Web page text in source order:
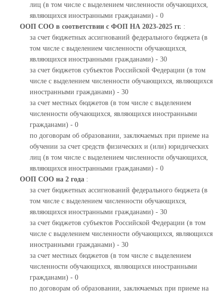
лиц (в том числе с выделением численности обучающихся,
являющихся иностранными гражданами) - 0
ООП СОО в соответствии с ФОП НА 2023-2025 гг. :
за счет бюджетных ассигнований федерального бюджета (в
том числе с выделением численности обучающихся,
являющихся иностранными гражданами) - 30
за счет бюджетов субъектов Российской Федерации (в том
числе с выделением численности обучающихся, являющихся
иностранными гражданами) - 30
за счет местных бюджетов (в том числе с выделением
численности обучающихся, являющихся иностранными
гражданами) - 0
по договорам об образовании, заключаемых при приеме на
обучении за счет средств физических и (или) юридических
лиц (в том числе с выделением численности обучающихся,
являющихся иностранными гражданами) - 0
ООП СОО на 2 года :
за счет бюджетных ассигнований федерального бюджета (в
том числе с выделением численности обучающихся,
являющихся иностранными гражданами) - 30
за счет бюджетов субъектов Российской Федерации (в том
числе с выделением численности обучающихся, являющихся
иностранными гражданами) - 30
за счет местных бюджетов (в том числе с выделением
численности обучающихся, являющихся иностранными
гражданами) - 0
по договорам об образовании, заключаемых при приеме на